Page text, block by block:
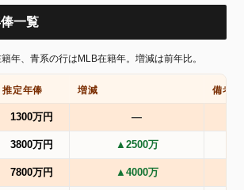
一覧
年、青系の行はMLB在籍年。増減は前年比。
推定年俸 増減 備考
1300万円 ―
3800万円 ▲2500万
7800万円 ▲4000万